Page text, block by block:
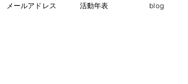
メールアドレス 活動年表 blog